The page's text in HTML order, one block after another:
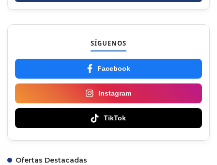
SÍGUENOS
Facebook
Instagram
TikTok
Ofertas Destacadas